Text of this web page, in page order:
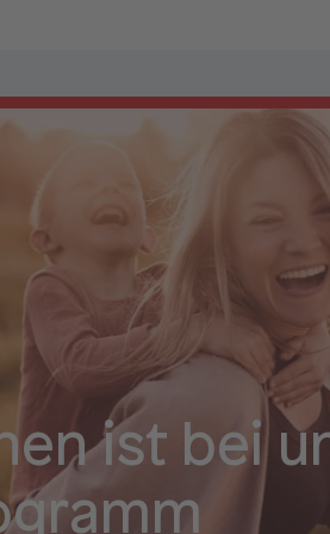
ist bei